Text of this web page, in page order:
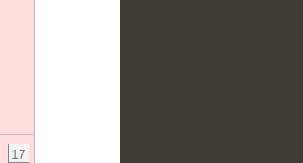
17